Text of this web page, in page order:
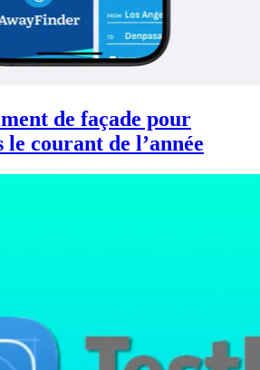
de façade pour
courant de l’année